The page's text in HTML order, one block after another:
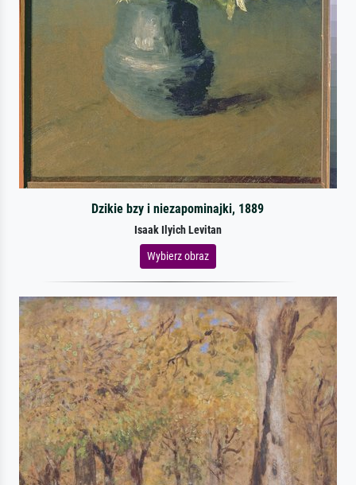
Dzikie bzy i niezapominajki, 1889
Isaak Ilyich Levitan
Wybierz obraz